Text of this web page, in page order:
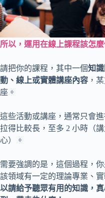
所以，運用在線上課程該怎麼
請把你的課程，其中一個知
動、線上或實體講座內容 ，
座。
這些活動或講座，通常只會
拉得比較長，至多 2 小時（
心）。
需要強調的是，這個過程，
該領域有一定的理論專業、
以請給予聽眾有用的知識，